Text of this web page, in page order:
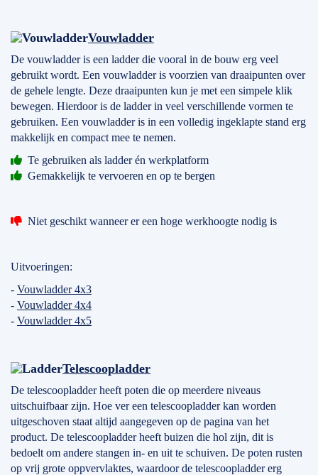
Vouwladder
De vouwladder is een ladder die vooral in de bouw erg veel
gebruikt wordt. Een vouwladder is voorzien van draaipunten over
de gehele lengte. Deze draaipunten kun je met een simpele klik
bewegen. Hierdoor is de ladder in veel verschillende vormen te
gebruiken. Een vouwladder is in een volledig ingeklapte stand erg
makkelijk en compact mee te nemen.
Te gebruiken als ladder én werkplatform
Gemakkelijk te vervoeren en op te bergen
Niet geschikt wanneer er een hoge werkhoogte nodig is
Uitvoeringen:
- Vouwladder 4x3
- Vouwladder 4x4
- Vouwladder 4x5
Telescoopladder
De telescoopladder heeft poten die op meerdere niveaus
uitschuifbaar zijn. Hoe ver een telescoopladder kan worden
uitgeschoven staat altijd aangegeven op de pagina van het
product. De telescoopladder heeft buizen die hol zijn, dit is
bedoelt om andere stangen in- en uit te schuiven. De poten rusten
op vrij grote oppvervlaktes, waardoor de telescoopladder erg